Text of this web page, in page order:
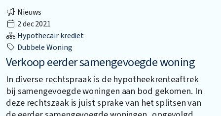
Nieuws
2 dec 2021
Hypothecair krediet
Dubbele Woning
Verkoop eerder samengevoegde woning
In diverse rechtspraak is de hypotheekrenteaftrek
bij samengevoegde woningen aan bod gekomen. In
deze rechtszaak is juist sprake van het splitsen van